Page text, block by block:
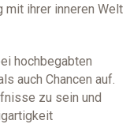
mit ihrer inneren Welt
hochbegabten
auch Chancen auf.
zu sein und